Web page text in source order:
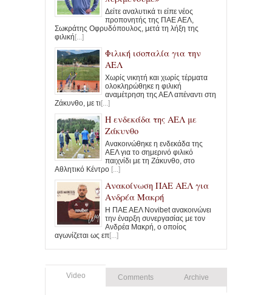
Δείτε αναλυτικά τι είπε νέος
προπονητής της ΠΑΕ ΑΕΛ,
Σωκράτης Οφρυδόπουλος, μετά τη λήξη της
φιλική[...]
Φιλική ισοπαλία για την
ΑΕΛ
Χωρίς νικητή και χωρίς τέρματα
ολοκληρώθηκε η φιλική
αναμέτρηση της ΑΕΛ απέναντι στη
Ζάκυνθο, με τι[...]
Η ενδεκάδα της ΑΕΛ με
Ζάκυνθο
Ανακοινώθηκε η ενδεκάδα της
ΑΕΛ για το σημερινό φιλικό
παιχνίδι με τη Ζάκυνθο, στο
Αθλητικό Κέντρο [...]
Ανακοίνωση ΠΑΕ ΑΕΛ για
Ανδρέα Μακρή
Η ΠΑΕ ΑΕΛ Novibet ανακοινώνει
την έναρξη συνεργασίας με τον
Ανδρέα Μακρή, ο οποίος
αγωνίζεται ως επ[...]
Video Comments Archive